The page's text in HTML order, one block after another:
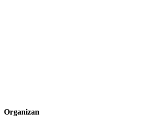
Organizan